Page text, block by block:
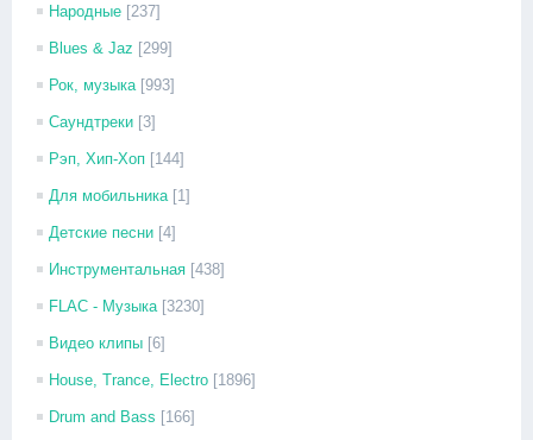
Народные [237]
Blues & Jaz [299]
Рок, музыка [993]
Саундтреки [3]
Рэп, Хип-Хоп [144]
Для мобильника [1]
Детские песни [4]
Инструментальная [438]
FLAC - Музыка [3230]
Видео клипы [6]
House, Trance, Electro [1896]
Drum and Bass [166]